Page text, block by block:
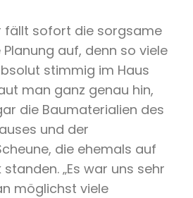
fällt sofort die sorgsame
auf, denn so viele
stimmig im Haus
man ganz genau hin,
die Baumaterialien des
und der
die ehemals auf
„Es war uns sehr
möglichst viele